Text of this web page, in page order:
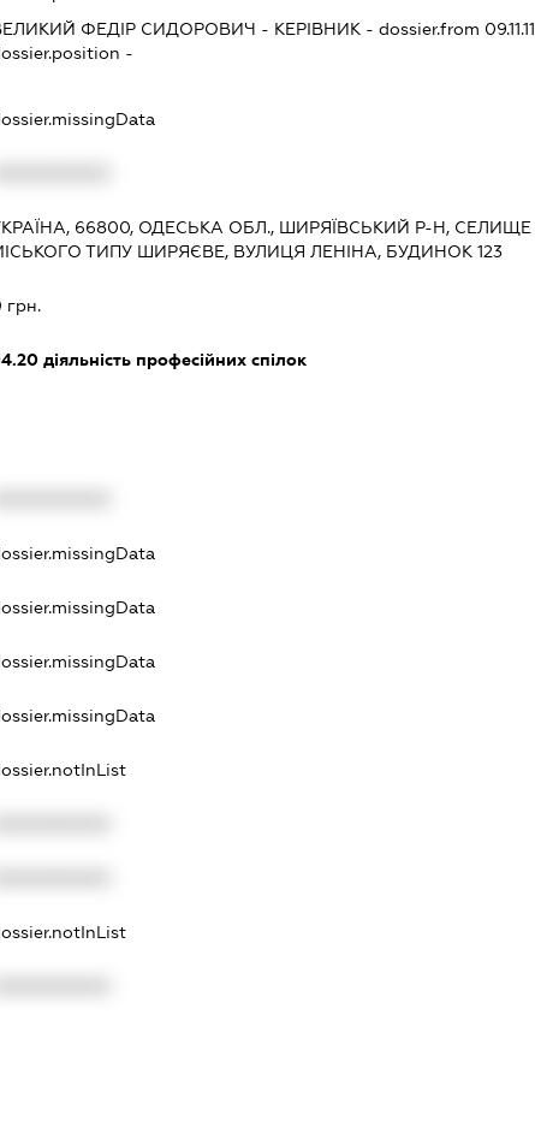
ФЕДІР СИДОРОВИЧ - КЕРІВНИК - dossier.from 09.11.11
-
66800, ОДЕСЬКА ОБЛ., ШИРЯЇВСЬКИЙ Р-Н, СЕЛИЩЕ
ТИПУ ШИРЯЄВЕ, ВУЛИЦЯ ЛЕНІНА, БУДИНОК 123
грн.
діяльність професійних спілок